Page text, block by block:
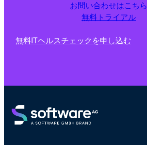
お問い合わせはこちら
無料トライアル
無料ITヘルスチェックを申し込む